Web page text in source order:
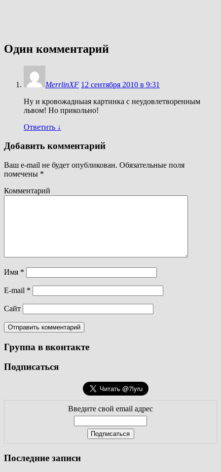
Один комментарий
MerrlinXF 12 сентября 2010 в 9:31
Ну и кровожадныая картинка с неудовлетворенным
львом! Но прикольно!
Ответить ↓
Добавить комментарий
Ваш e-mail не будет опубликован. Обязательные поля
помечены *
Комментарий
Имя *
E-mail *
Сайт
Группа в вконтакте
Подписаться
Введите свой email адрес
Последние записи